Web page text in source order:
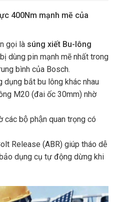
400Nm mạnh mẽ của
gọi là súng xiết Bu-lông
dùng pin mạnh mẽ nhất trong
bình của Bosch.
dụng bắt bu lông khác nhau
M20 (đai ốc 30mm) nhờ
các bộ phận quan trọng có
Release (ABR) giúp tháo dễ
dụng cụ tự động dừng khi